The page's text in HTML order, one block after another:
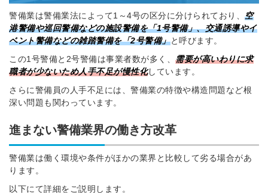
警備業は警備業法によって1～4号の区分に分けられており、 空
港警備や巡回警備などの施設警備を「1号警備」、交通誘導やイ
ベント警備などの雑踏警備を「2号警備」と呼びます。
この1号警備と2号警備は事業者数が多く、 需要が高いわりに求
職者が少ないため人手不足が慢性化しています。
さらに警備員の人手不足には、警備業の特徴や構造問題など根
深い問題も関わっています。
進まない警備業界の働き方改革
警備業は働く環境や条件がほかの業界と比較して劣る場合があ
ります。
以下にて詳細をご説明します。